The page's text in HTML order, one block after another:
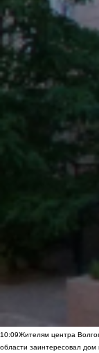
10:09Жителям центра
области заинтересовал